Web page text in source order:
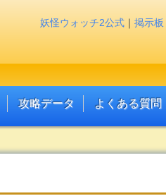
妖怪ウォッチ2公式 ｜ 掲示板
攻略データ よくある質問